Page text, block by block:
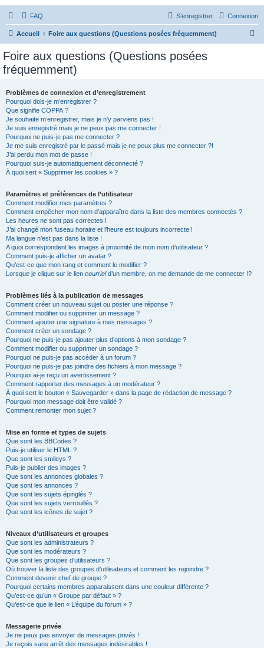
FAQ Connexion
S’enregistrer
Accueil Foire aux questions (Questions posées fréquemment)
Foire aux questions (Questions posées
fréquemment)
Problèmes de connexion et d’enregistrement
Pourquoi dois-je m’enregistrer ?
Que signifie COPPA ?
Je souhaite m’enregistrer, mais je n’y parviens pas !
Je suis enregistré mais je ne peux pas me connecter !
Pourquoi ne puis-je pas me connecter ?
Je me suis enregistré par le passé mais je ne peux plus me connecter ?!
J’ai perdu mon mot de passe !
Pourquoi suis-je automatiquement déconnecté ?
À quoi sert « Supprimer les cookies » ?
Paramètres et préférences de l’utilisateur
Comment modifier mes paramètres ?
Comment empêcher mon nom d’apparaître dans la liste des membres connectés ?
Les heures ne sont pas correctes !
J’ai changé mon fuseau horaire et l’heure est toujours incorrecte !
Ma langue n’est pas dans la liste !
A quoi correspondent les images à proximité de mon nom d’utilisateur ?
Comment puis-je afficher un avatar ?
Qu’est-ce que mon rang et comment le modifier ?
Lorsque je clique sur le lien courrield’un membre, on me demande de me connecter !?
Problèmes liés à la publication de messages
Comment créer un nouveau sujet ou poster une réponse ?
Comment modifier ou supprimer un message ?
Comment ajouter une signature à mes messages ?
Comment créer un sondage ?
Pourquoi ne puis-je pas ajouter plus d’options à mon sondage ?
Comment modifier ou supprimer un sondage ?
Pourquoi ne puis-je pas accéder à un forum ?
Pourquoi ne puis-je pas joindre des fichiers à mon message ?
Pourquoi ai-je reçu un avertissement ?
Comment rapporter des messages à un modérateur ?
À quoi sert le bouton « Sauvegarder » dans la page de rédaction de message ?
Pourquoi mon message doit être validé ?
Comment remonter mon sujet ?
Mise en forme et types de sujets
Que sont les BBCodes ?
Puis-je utiliser le HTML ?
Que sont les smileys ?
Puis-je publier des images ?
Que sont les annonces globales ?
Que sont les annonces ?
Que sont les sujets épinglés ?
Que sont les sujets verrouillés ?
Que sont les icônes de sujet ?
Niveaux d’utilisateurs et groupes
Que sont les administrateurs ?
Que sont les modérateurs ?
Que sont les groupes d’utilisateurs ?
Où trouver la liste des groupes d’utilisateurs et comment les rejoindre ?
Comment devenir chef de groupe ?
Pourquoi certains membres apparaissent dans une couleur différente ?
Qu’est-ce qu’un « Groupe par défaut » ?
Qu’est-ce que le lien « L’équipe du forum » ?
Messagerie privée
Je ne peux pas envoyer de messages privés !
Je reçois sans arrêt des messages indésirables !